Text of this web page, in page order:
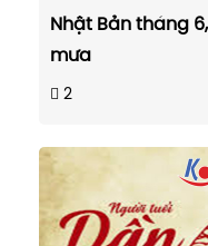
Nhật Bản tháng
mưa
2